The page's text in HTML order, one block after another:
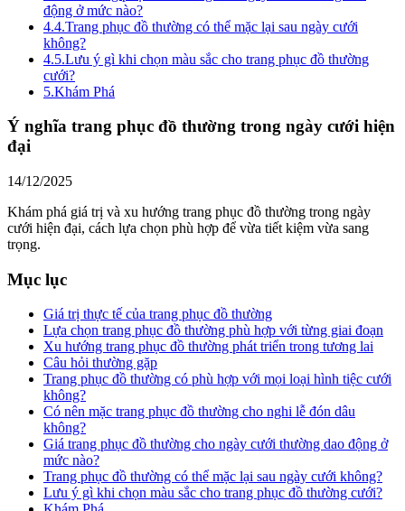
động ở mức nào?
4.4.Trang phục đồ thường có thể mặc lại sau ngày cưới
không?
4.5.Lưu ý gì khi chọn màu sắc cho trang phục đồ thường
cưới?
5.Khám Phá
Ý nghĩa trang phục đồ thường trong ngày cưới hiện
đại
14/12/2025
Khám phá giá trị và xu hướng trang phục đồ thường trong ngày
cưới hiện đại, cách lựa chọn phù hợp để vừa tiết kiệm vừa sang
trọng.
Mục lục
Giá trị thực tế của trang phục đồ thường
Lựa chọn trang phục đồ thường phù hợp với từng giai đoạn
Xu hướng trang phục đồ thường phát triển trong tương lai
Câu hỏi thường gặp
Trang phục đồ thường có phù hợp với mọi loại hình tiệc cưới
không?
Có nên mặc trang phục đồ thường cho nghi lễ đón dâu
không?
Giá trang phục đồ thường cho ngày cưới thường dao động ở
mức nào?
Trang phục đồ thường có thể mặc lại sau ngày cưới không?
Lưu ý gì khi chọn màu sắc cho trang phục đồ thường cưới?